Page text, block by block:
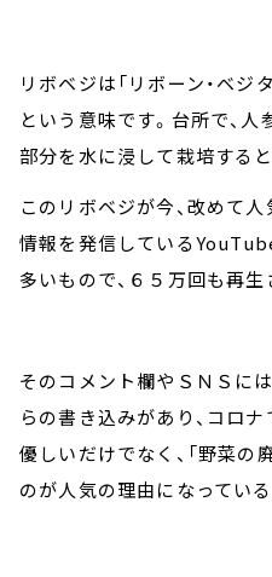
リボベジは「リボーン・ベジ
という意味です。台所で、
部分を水に浸して栽培する
このリボベジが今、改めて
情報を発信している
多いもので、６５万回も再生
そのコメント欄やＳＮＳに
らの書き込みがあり、コロ
優しいだけでなく、「野菜の
のが人気の理由になっている